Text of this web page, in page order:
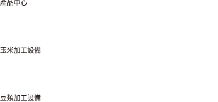
產品中心
玉米加工設備
豆類加工設備